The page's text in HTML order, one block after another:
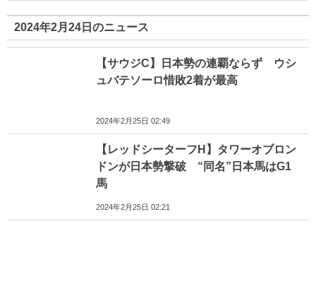
2024年2月24日のニュース
【サウジC】日本勢の連覇ならず ウシ
ュバテソーロ惜敗2着が最高
2024年2月25日 02:49
【レッドシーターフH】タワーオブロン
ドンが日本勢撃破 “同名”日本馬はG1
馬
2024年2月25日 02:21